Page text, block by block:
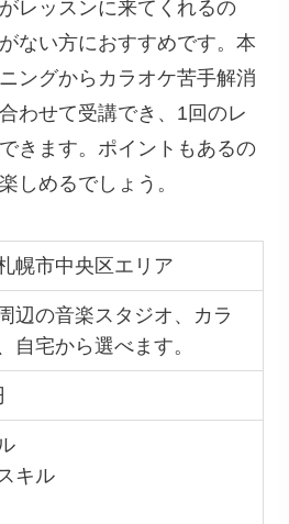
レッスンに来てくれるの
ない方におすすめです。本
ングからカラオケ苦手解消
わせて受講でき、1回のレ
きます。ポイントもあるの
しめるでしょう。
幌市中央区エリア
辺の音楽スタジオ、カラ
自宅から選べます。
キル